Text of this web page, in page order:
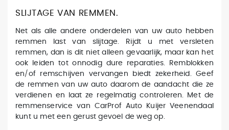
SLIJTAGE VAN REMMEN.
Net als alle andere onderdelen van uw auto hebben
remmen last van slijtage. Rijdt u met versleten
remmen, dan is dit niet alleen gevaarlijk, maar kan het
ook leiden tot onnodig dure reparaties. Remblokken
en/of remschijven vervangen biedt zekerheid. Geef
de remmen van uw auto daarom de aandacht die ze
verdienen en laat ze regelmatig controleren. Met de
remmenservice van CarProf Auto Kuijer Veenendaal
kunt u met een gerust gevoel de weg op.